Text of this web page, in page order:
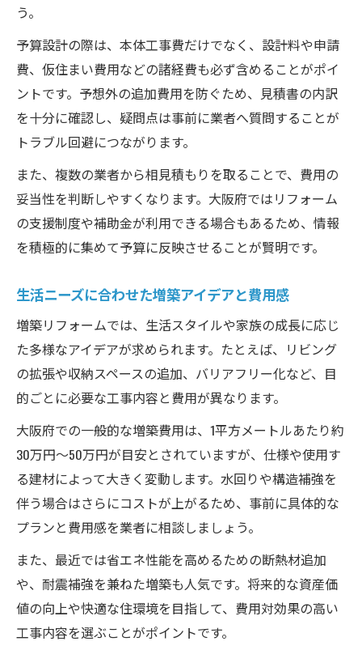
う。
予算設計の際は、本体工事費だけでなく、設計料や申請
費、仮住まい費用などの諸経費も必ず含めることがポイ
ントです。予想外の追加費用を防ぐため、見積書の内訳
を十分に確認し、疑問点は事前に業者へ質問することが
トラブル回避につながります。
また、複数の業者から相見積もりを取ることで、費用の
妥当性を判断しやすくなります。大阪府ではリフォーム
の支援制度や補助金が利用できる場合もあるため、情報
を積極的に集めて予算に反映させることが賢明です。
生活ニーズに合わせた増築アイデアと費用感
増築リフォームでは、生活スタイルや家族の成長に応じ
た多様なアイデアが求められます。たとえば、リビング
の拡張や収納スペースの追加、バリアフリー化など、目
的ごとに必要な工事内容と費用が異なります。
大阪府での一般的な増築費用は、1平方メートルあたり約
30万円～50万円が目安とされていますが、仕様や使用す
る建材によって大きく変動します。水回りや構造補強を
伴う場合はさらにコストが上がるため、事前に具体的な
プランと費用感を業者に相談しましょう。
また、最近では省エネ性能を高めるための断熱材追加
や、耐震補強を兼ねた増築も人気です。将来的な資産価
値の向上や快適な住環境を目指して、費用対効果の高い
工事内容を選ぶことがポイントです。